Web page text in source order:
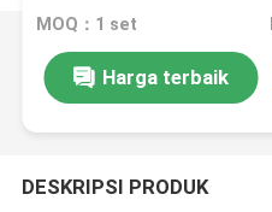
MOQ：1 set
Harga terbaik
DESKRIPSI PRODUK